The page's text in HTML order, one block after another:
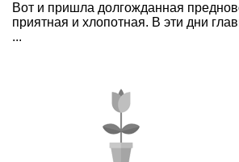
Вот и пришла долгожданная
приятная и хлопотная. В эти дни
...